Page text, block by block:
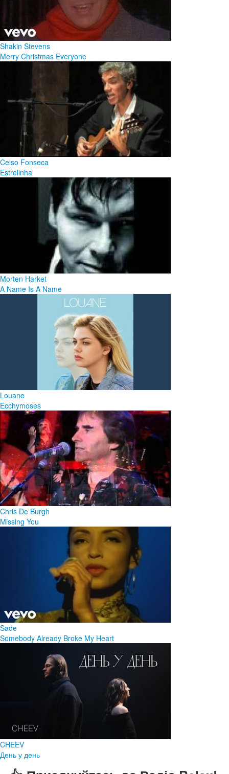
Shakin Stevens
Merry Christmas Everyone
Celso Fonseca
Estrelinha
Morten Harket
A Name Is A Name
Louane
Ecchymoses
Chris De Burgh
Missing You
Sade
Somebody Already Broke My Heart
CHEEV
День у день